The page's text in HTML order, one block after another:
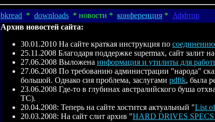
bkread * downloads * новости * конференция * Аффтор
Архив новостей сайта:
30.01.2010 На сайте краткая инструкция по
25.11.2008 Благодаря поддержке supermax, сайт залит
27.06.2008 Выложена информация и утилиты для
27.06.2008 По требованию администрации "народа"
большой. Однако сия проблема, заслугами pdftk, была
23.06.2008 Где-то в глубинах австралийского буша
TC).
20.04.2008: Теперь на сайте хостится актуальный "List
20.03.2008: На сайт слит архив "HARD DRIVES